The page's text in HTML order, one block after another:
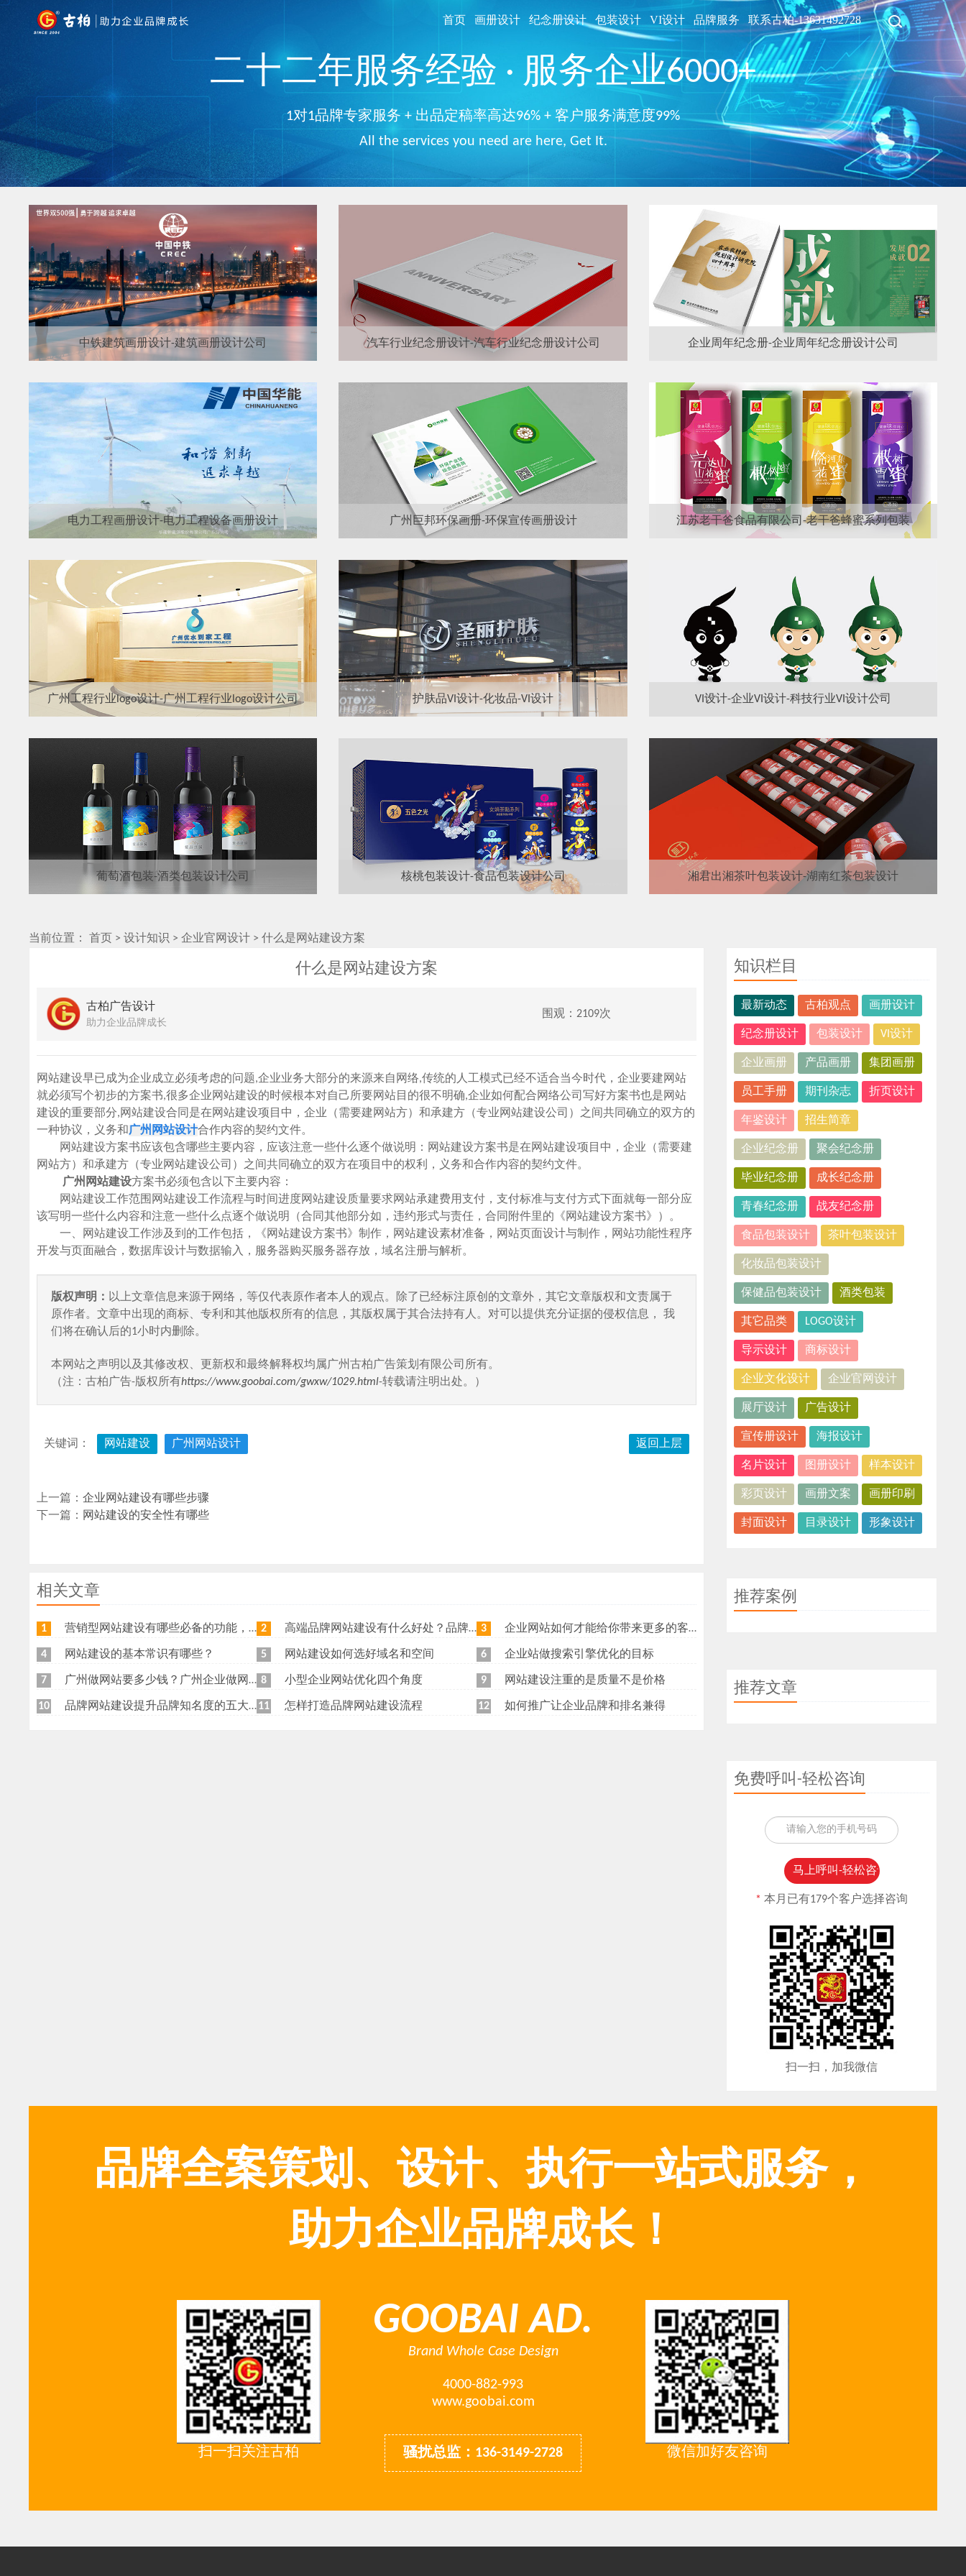
首页 画册设计 纪念册设计 包装设计 VI设计 品牌服务 联系古柏-13631492728
二十二年服务经验 · 服务企业6000+
1对1品牌专家服务 + 出品定稿率高达96% + 客户服务满意度99%
All the services you need are here, Get It.
中铁建筑画册设计-建筑画册设计公司 汽车行业纪念册设计-汽车行业纪念册设计公司 企业周年纪念册-企业周年纪念册设计公司
电力工程画册设计-电力工程设备画册设计 广州巨邦环保画册-环保宣传画册设计 江苏老干爸食品有限公司-老干爸蜂蜜系列包装
广州工程行业logo设计-广州工程行业logo设计公司 护肤品VI设计-化妆品-VI设计 VI设计-企业VI设计-科技行业VI设计公司
葡萄酒包装-酒类包装设计公司 核桃包装设计-食品包装设计公司 湘君出湘茶叶包装设计-湖南红茶包装设计
当前位置： 首页 >设计知识 >企业官网设计 >什么是网站建设方案
什么是网站建设方案
古柏广告设计
助力企业品牌成长
围观：2109次
网站建设早已成为企业成立必须考虑的问题,企业业务大部分的来源来自网络,传统的人工模式已经不适合当今时代，企业要建网站
就必须写个初步的方案书,很多企业网站建设的时候根本对自己所要网站目的很不明确,企业如何配合网络公司写好方案书也是网站
建设的重要部分,网站建设合同是在网站建设项目中，企业（需要建网站方）和承建方（专业网站建设公司）之间共同确立的双方的
一种协议，义务和广州网站设计合作内容的契约文件。
网站建设方案书应该包含哪些主要内容，应该注意一些什么逐个做说明：网站建设方案书是在网站建设项目中，企业（需要建
网站方）和承建方（专业网站建设公司）之间共同确立的双方在项目中的权利，义务和合作内容的契约文件。
广州网站建设方案书必须包含以下主要内容：
网站建设工作范围网站建设工作流程与时间进度网站建设质量要求网站承建费用支付，支付标准与支付方式下面就每一部分应
该写明一些什么内容和注意一些什么点逐个做说明（合同其他部分如，违约形式与责任，合同附件里的《网站建设方案书》）。
一、网站建设工作涉及到的工作包括，《网站建设方案书》制作，网站建设素材准备，网站页面设计与制作，网站功能性程序
开发与页面融合，数据库设计与数据输入，服务器购买服务器存放，域名注册与解析。
版权声明： 以上文章信息来源于网络，等仅代表原作者本人的观点。除了已经标注原创的文章外，其它文章版权和文责属于
原作者。文章中出现的商标、专利和其他版权所有的信息，其版权属于其合法持有人。对可以提供充分证据的侵权信息， 我
们将在确认后的1小时内删除。
本网站之声明以及其修改权、更新权和最终解释权均属广州古柏广告策划有限公司所有。
（注：古柏广告-版权所有https://www.goobai.com/gwxw/1029.html-转载请注明出处。）
关键词： 网站建设 广州网站设计 返回上层
上一篇：企业网站建设有哪些步骤
下一篇： 网站建设的安全性有哪些
相关文章
1 营销型网站建设有哪些必备的功能，我特意整理了一下，共享给各位 2 高端品牌网站建设有什么好处？品牌网站日常维护工作有哪些？ 3 企业网站如何才能给你带来更多的客户？
4 网站建设的基本常识有哪些？ 5 网站建设如何选好域名和空间 6 企业站做搜索引擎优化的目标
7 广州做网站要多少钱？广州企业做网站要找谁？ 8 小型企业网站优化四个角度 9 网站建设注重的是质量不是价格
10 品牌网站建设提升品牌知名度的五大原则 11 怎样打造品牌网站建设流程 12 如何推广让企业品牌和排名兼得
知识栏目
最新动态 古柏观点 画册设计
纪念册设计 包装设计 VI设计
企业画册 产品画册 集团画册
员工手册 期刊杂志 折页设计
年鉴设计 招生简章
企业纪念册 聚会纪念册
毕业纪念册 成长纪念册
青春纪念册 战友纪念册
食品包装设计 茶叶包装设计
化妆品包装设计
保健品包装设计 酒类包装
其它品类 LOGO设计
导示设计 商标设计
企业文化设计 企业官网设计
展厅设计 广告设计
宣传册设计 海报设计
名片设计 图册设计 样本设计
彩页设计 画册文案 画册印刷
封面设计 目录设计 形象设计
推荐案例
推荐文章
免费呼叫-轻松咨询
*本月已有179个客户选择咨询
扫一扫，加我微信
品牌全案策划、设计、执行一站式服务，
助力企业品牌成长！
扫一扫关注古柏
GOOBAI AD.
Brand Whole Case Design
4000-882-993
www.goobai.com
骚扰总监：136-3149-2728 微信加好友咨询